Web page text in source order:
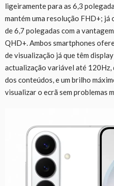
ligeiramente para as 6,3
mantém uma resolução FHD+; já
de 6,7 polegadas com a
QHD+. Ambos smartphones
de visualização já que têm
actualização variável até 120Hz,
dos conteúdos, e um brilho
visualizar o ecrã sem problemas